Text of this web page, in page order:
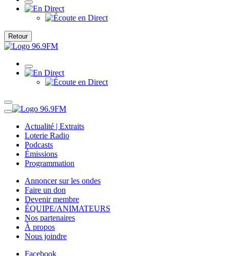
Retour
Actualité | Extraits
Loterie Radio
Podcasts
Émissions
Programmation
Annoncer sur les ondes
Faire un don
Devenir membre
ÉQUIPE/ANIMATEURS
Nos partenaires
À propos
Nous joindre
Facebook